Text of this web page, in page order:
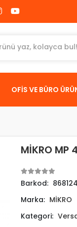
OFİS VE BÜRO
MİKRO MP
Barkod:
Marka: MİKRO
Kategori: